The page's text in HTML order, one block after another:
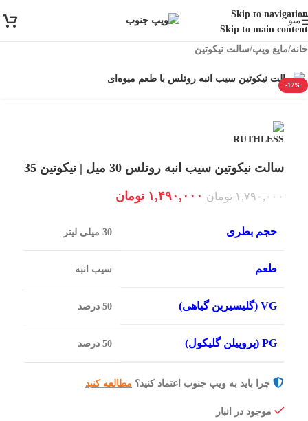
Skip to navigation
Skip to main content
پست و تیپاکس
منو
خانه/مایع ویپ/سالت نیکوتین
-17%
سالت نیکوتین سیب انبه روتلس 30 میل | نیکوتین 35
۱,۷۹۰,۰۰۰ تومان ۱,۴۹۰,۰۰۰ تومان
حجم بطری 30 میلی لیتر
طعم سیب انبه
VG (گلیسیرین گیاهی) 50 درصد
PG (پروپیلن گلیکول) 50 درصد
چرا باید به ویپ جنوب اعتماد کنید؟ مطالعه کنید
موجود در انبار